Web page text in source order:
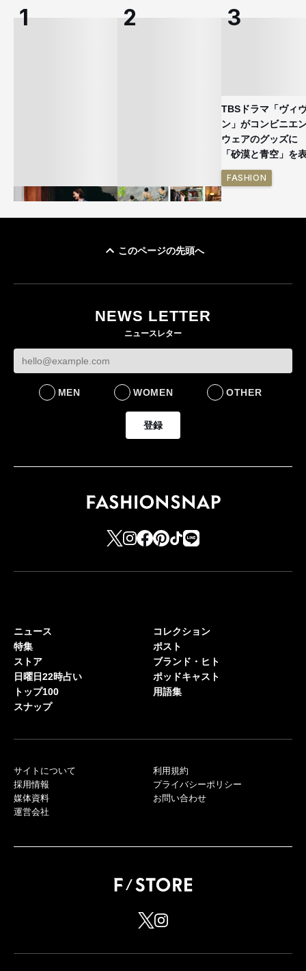
ケットなど7型を発売
FASHION
をラインナップ
LIFESTYLE
TBSドラマ「ヴィ
ン」がコンビニエ
ウェアのグッズ
「砂漠と青空」を
FASHION
このページの先頭へ
NEWS LETTER
ニュースレター
MEN WOMEN OTHER
登録
ニュース
特集
ストア
日曜日22時占い
トップ100
スナップ
コレクション
ポスト
ブランド・ヒト
ポッドキャスト
用語集
サイトについて
採用情報
媒体資料
運営会社
利用規約
プライバシーポリシー
お問い合わせ